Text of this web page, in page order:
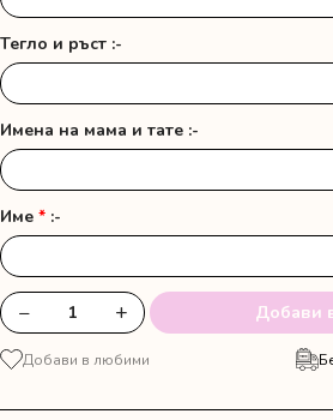
Тегло и ръст :-
Имена на мама и тате :-
Име * :-
количество
за
Бебешка
− + Добави
Добави в любими